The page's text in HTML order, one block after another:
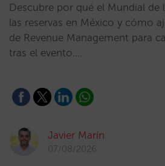
Descubre por qué el Mundial de
las reservas en México y cómo
de Revenue Management para
tras el evento.…
Javier Marín
07/08/2026